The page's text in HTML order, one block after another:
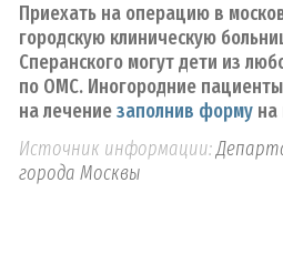
Приехать на операцию в
городскую клиническую
Сперанского могут дети из
по ОМС. Иногородние пациенты
на лечениезаполнив форму на
Источник информации:
города Москвы